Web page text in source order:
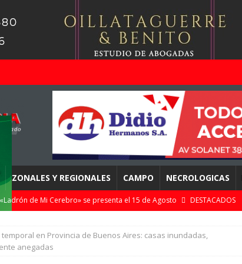
ZONALES Y REGIONALES CAMPO NECROLOGICAS
«Ladrón de Mi Cerebro» se presenta el 15 de Agosto
DESTACADOS
temporal en Provincia de Buenos Aires: casas inundadas,
anegadas